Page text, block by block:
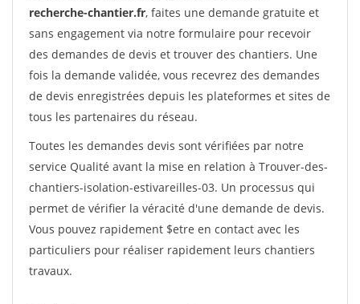
recherche-chantier.fr, faites une demande gratuite et
sans engagement via notre formulaire pour recevoir
des demandes de devis et trouver des chantiers. Une
fois la demande validée, vous recevrez des demandes
de devis enregistrées depuis les plateformes et sites de
tous les partenaires du réseau.
Toutes les demandes devis sont vérifiées par notre
service Qualité avant la mise en relation à Trouver-des-
chantiers-isolation-estivareilles-03. Un processus qui
permet de vérifier la véracité d'une demande de devis.
Vous pouvez rapidement $etre en contact avec les
particuliers pour réaliser rapidement leurs chantiers
travaux.